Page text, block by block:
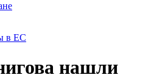
в ЕС
нашли